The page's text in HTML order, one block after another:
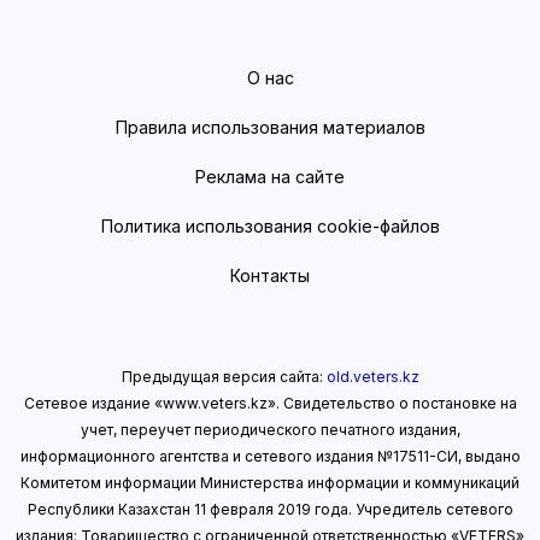
О нас
Правила использования материалов
Реклама на сайте
Политика использования cookie-файлов
Контакты
Предыдущая версия сайта: old.veters.kz
Сетевое издание «www.veters.kz». Свидетельство о постановке на
учет, переучет периодического печатного издания,
информационного агентства и сетевого издания №17511-СИ, выдано
Комитетом информации Министерства информации и коммуникаций
Республики Казахстан 11 февраля 2019 года. Учредитель сетевого
издания: Товарищество с ограниченной ответственностью «VETERS»